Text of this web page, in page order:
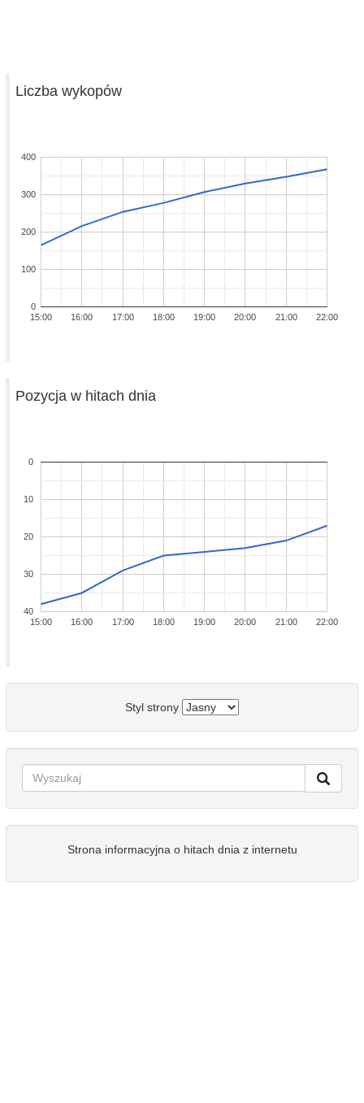
Liczba wykopów
15:00 16:00 17:00 18:00 19:00 20:00 21:00 22:00
0
100
200
300
400
Pozycja w hitach dnia
15:00 16:00 17:00 18:00 19:00 20:00 21:00 22:00
0
10
20
30
40
Styl strony
Strona informacyjna o hitach dnia z internetu